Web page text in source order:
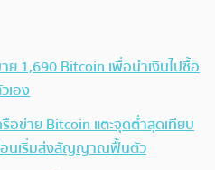
ย 1,690 Bitcoin เพื่อนำเงินไปซื้อ
เอง
อข่าย Bitcoin แตะจุดต่ำสุดเทียบ
อนเริ่มส่งสัญญาณฟื้นตัว